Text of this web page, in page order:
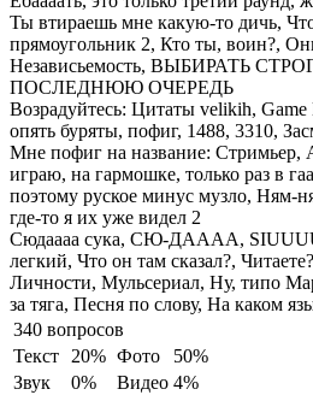
Ты втираешь мне какую-то дичь,
прямоугольник 2, Кто ты, воин?,
Независьемость, ВЫБИРАТЬ
ПОСЛЕДНЮЮ ОЧЕРЕДЬ
Возрадуйтесь: Цитаты velikih,
опять буряты, пофиг, 1488, 3310,
Мне пофиг на название: Стримьер,
играю, на гармошке, только раз в
поэтому руское минус музло, Ням-
где-то я их уже видел 2
Сюдаааа сука, СЮ-ДАААА,
легкий, Что он там сказал?,
Личности, Мульсериал, Ну, типо
за тяга, Песня по слову, На каком
340 вопросов
Текст
20% Фото
50%
Звук
0% Видео 4%